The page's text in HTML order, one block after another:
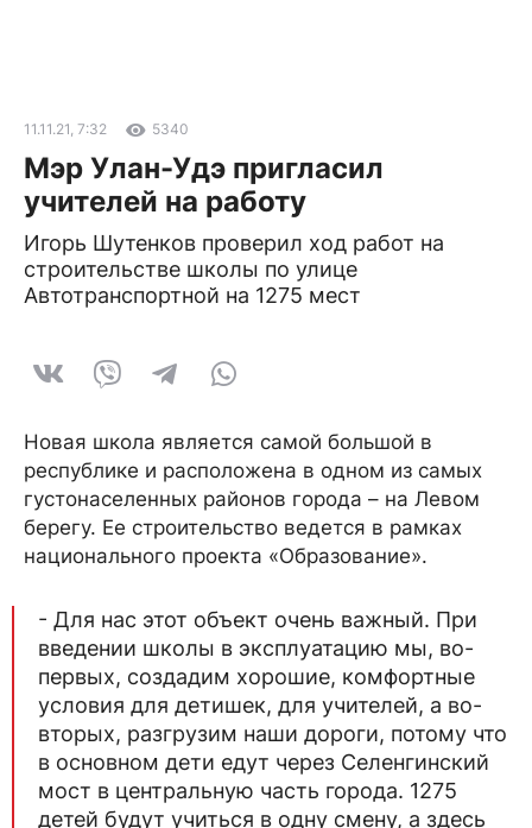
11.11.21, 7:32 5340
Мэр Улан-Удэ пригласил
учителей на работу
Игорь Шутенков проверил ход работ на
строительстве школы по улице
Автотранспортной на 1275 мест
Новая школа является самой большой в
республике и расположена в одном из самых
густонаселенных районов города – на Левом
берегу. Ее строительство ведется в рамках
национального проекта «Образование».
- Для нас этот объект очень важный. При
введении школы в эксплуатацию мы, во-
первых, создадим хорошие, комфортные
условия для детишек, для учителей, а во-
вторых, разгрузим наши дороги, потому что
в основном дети едут через Селенгинский
мост в центральную часть города. 1275
детей будут учиться в одну смену, а здесь